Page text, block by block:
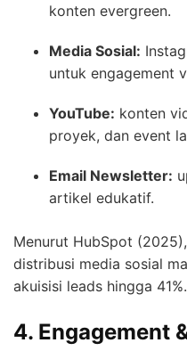
konten evergreen.
Media Sosial:
untuk engagement
YouTube: konten
proyek, dan event
Email Newsletter:
artikel edukatif.
Menurut HubSpot
distribusi media sosial
akuisisi leads hingga 41%.
4. Engagement